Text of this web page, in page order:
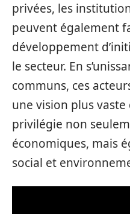
privées, les
peuvent également
développement
le secteur. En
communs, ces
une vision plus
privilégie non
économiques, mais
social et